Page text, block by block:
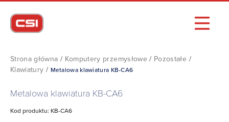
Strona główna / Komputery przemysłowe / Pozostałe /
Klawiatury / Metalowa klawiatura KB-CA6
Metalowa klawiatura KB-CA6
Kod produktu: KB-CA6